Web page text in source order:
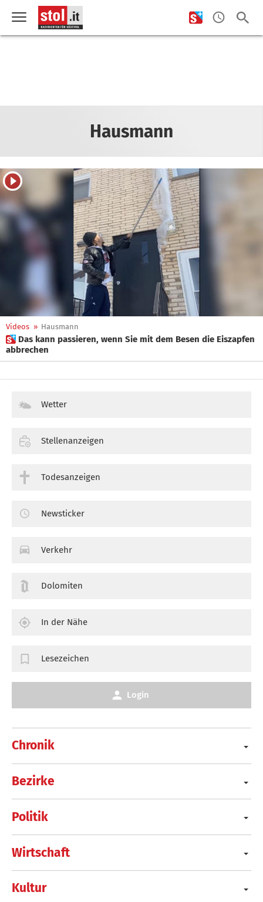
Hausmann
Videos » Hausmann
 Das kann passieren, wenn Sie mit dem Besen die Eiszapfen
abbrechen
Chronik
Bezirke
Politik
Wirtschaft
Kultur
Wetter
Stellenanzeigen
Todesanzeigen
Newsticker
Verkehr
Dolomiten
In der Nähe
Lesezeichen
Login